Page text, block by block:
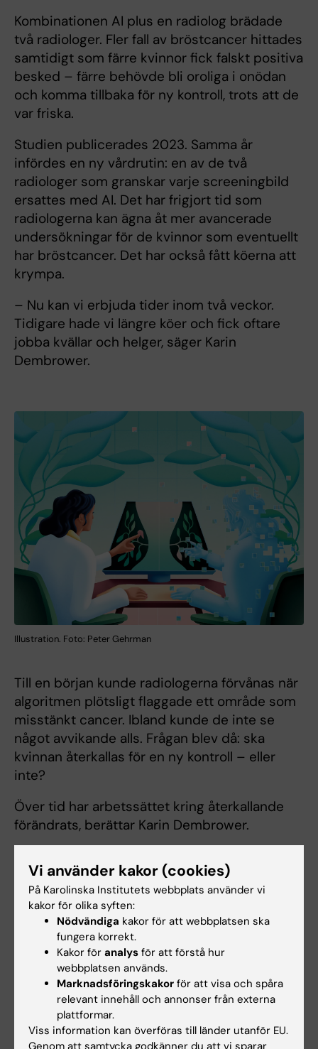
Kombinationen AI plus en radiolog brädade
två radiologer. Fler fall av bröstcancer hittades
samtidigt som färre kvinnor fick falskt positiva
besked – färre behövde bli oroliga i onödan
och komma tillbaka för ny kontroll, trots att de
var friska.
Studien publicerades 2023. Samma år
infördes en ny vårdrutin: en av de två
radiologer som granskar varje screeningbild
ersattes med AI. Det har frigjort tid som
radiologerna kan ägna åt mer avancerade
undersökningar för de kvinnor som eventuellt
har bröstcancer. Det har också fått köerna att
krympa.
– Nu kan vi erbjuda tider inom två veckor.
Tidigare hade vi längre köer och fick oftare
jobba kvällar och helger, säger Karin
Dembrower.
Illustration. Foto: Peter Gehrman
Till en början kunde radiologerna förvånas när
algoritmen plötsligt flaggade ett område som
misstänkt cancer. Ibland kunde de inte se
något avvikande alls. Frågan blev då: ska
kvinnan återkallas för en ny kontroll – eller
inte?
Över tid har arbetssättet kring återkallande
förändrats, berättar Karin Dembrower.
flaggar, såvida det inte finns annan
information som talar emot en misstänkt
bröstcancer. Radiologerna har till exempel
tillgång till äldre mammografibilder, vilket vår
AI inte har, säger hon.
Algoritmen har därmed blivit mer än ett stöd
som pekar ut relevanta områden i bilderna.
När AI-algoritmen flaggar ett område med
höga poäng för misstänkt cancer, då kan den
Vi använder kakor (cookies)
På Karolinska Institutets webbplats använder vi
kakor för olika syften:
Nödvändiga kakor för att webbplatsen ska
fungera korrekt.
Kakor för analys för att förstå hur
webbplatsen används.
Marknadsföringskakor för att visa och spåra
relevant innehåll och annonser från externa
plattformar.
Viss information kan överföras till länder utanför EU.
Genom att samtycka godkänner du att vi sparar